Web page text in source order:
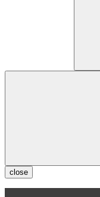
close